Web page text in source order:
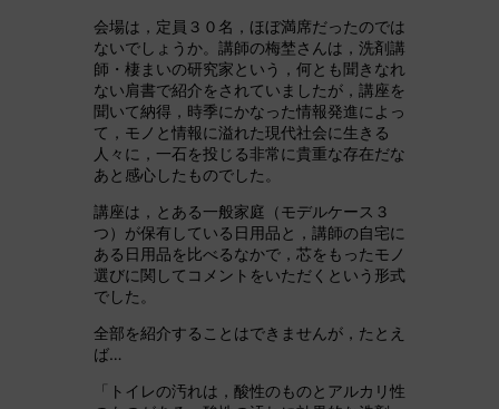
会場は，定員３０名，ほぼ満席だったのでは
ないでしょうか。講師の梅埜さんは，洗剤講
師・棲まいの研究家という，何とも聞きなれ
ない肩書で紹介をされていましたが，講座を
聞いて納得，時季にかなった情報発進によっ
て，モノと情報に溢れた現代社会に生きる
人々に，一石を投じる非常に貴重な存在だな
あと感心したものでした。
講座は，とある一般家庭（モデルケース３
つ）が保有している日用品と，講師の自宅に
ある日用品を比べるなかで，芯をもったモノ
選びに関してコメントをいただくという形式
でした。
全部を紹介することはできませんが，たとえ
ば…
「トイレの汚れは，酸性のものとアルカリ性